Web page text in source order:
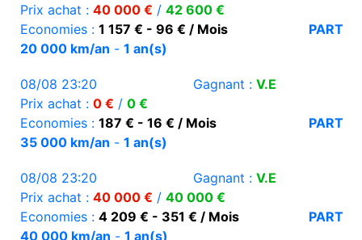
Prix achat : 40 000 € / 42 600 €
Economies : 1 157 € - 96 € / Mois
PART
20 000 km/an - 1 an(s)
08/08 23:20 Gagnant : V.E
Prix achat : 0 € / 0 €
Economies : 187 € - 16 € / Mois
PART
35 000 km/an - 1 an(s)
08/08 23:20 Gagnant : V.E
Prix achat : 40 000 € / 40 000 €
Economies : 4 209 € - 351 € / Mois
PART
40 000 km/an - 1 an(s)